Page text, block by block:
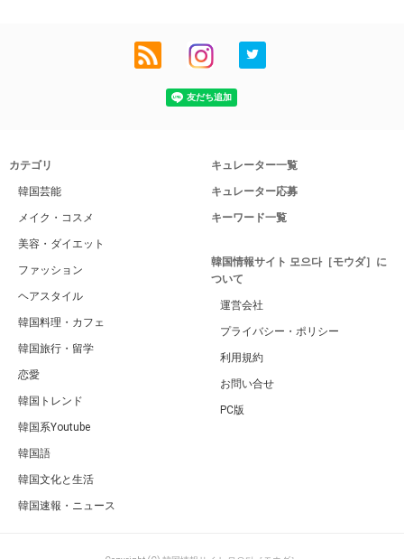
カテゴリ
韓国芸能
メイク・コスメ
美容・ダイエット
ファッション
ヘアスタイル
韓国料理・カフェ
韓国旅行・留学
恋愛
韓国トレンド
韓国系Youtube
韓国語
韓国文化と生活
韓国速報・ニュース
キュレーター一覧
キュレーター応募
キーワード一覧
韓国情報サイト 모으다［モウダ］に
ついて
運営会社
プライバシー・ポリシー
利用規約
お問い合せ
PC版